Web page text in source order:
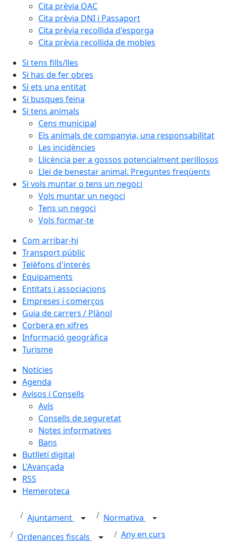
Cita prèvia OAC
Cita prèvia DNI i Passaport
Cita prèvia recollida d'esporga
Cita prèvia recollida de mobles
Si tens fills/lles
Si has de fer obres
Si ets una entitat
Si busques feina
Si tens animals
Cens municipal
Els animals de companyia, una responsabilitat
Les incidències
Llicència per a gossos potencialment perillosos
Llei de benestar animal. Preguntes freqüents
Si vols muntar o tens un negoci
Vols muntar un negoci
Tens un negoci
Vols formar-te
Com arribar-hi
Transport públic
Telèfons d'interès
Equipaments
Entitats i associacions
Empreses i comerços
Guia de carrers / Plànol
Corbera en xifres
Informació geogràfica
Turisme
Notícies
Agenda
Avisos i Consells
Avís
Consells de seguretat
Notes informatives
Bans
Butlletí digital
L'Avançada
RSS
Hemeroteca
Ajuntament
Normativa
Ordenances fiscals
Any en curs